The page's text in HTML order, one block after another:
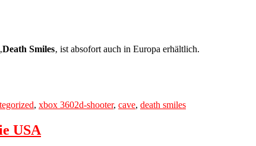
Death Smiles‚ ist absofort auch in Europa erhältlich.
, xbox 3602d-shooter, cave, death smiles
USA